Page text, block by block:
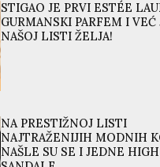
STIGAO JE PRVI ESTÉE
GURMANSKI PARFEM I VEĆ
NAŠOJ LISTI ŽELJA!
NA PRESTIŽNOJ LISTI
NAJTRAŽENIJIH MODNIH
NAŠLE SU SE I JEDNE